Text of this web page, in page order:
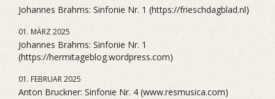
Johannes Brahms: Sinfonie Nr. 1 (https://frieschdagblad.nl)
01. MÄRZ 2025
Johannes Brahms: Sinfonie Nr. 1
(https://hermitageblog.wordpress.com)
01. FEBRUAR 2025
Anton Bruckner: Sinfonie Nr. 4 (www.resmusica.com)